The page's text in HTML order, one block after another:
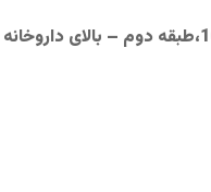
: تهران، سعادت آباد، ميدان كاج، جنب بانك ملي (ابتدای سرو شرقي)، پلاک 165،طبقه دوم – بالای داروخانه